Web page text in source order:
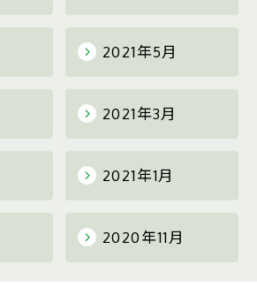
2021年5月
2021年3月
2021年1月
2020年11月